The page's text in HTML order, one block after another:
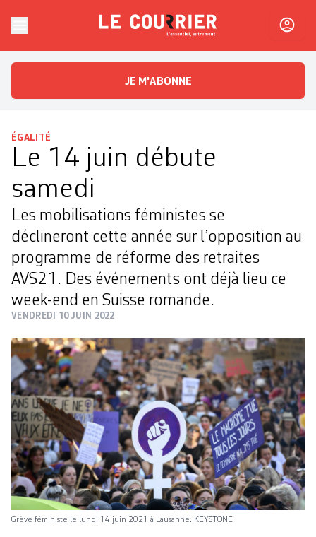
Le CourrierL'essentiel, autrement
JE M'ABONNE
ÉGALITÉ
Le 14 juin débute
samedi
Les mobilisations féministes se
déclineront cette année sur l’opposition au
programme de réforme des retraites
AVS21. Des événements ont déjà lieu ce
week-end en Suisse romande.
VENDREDI 10 JUIN 2022
Grève féministe le lundi 14 juin 2021 à Lausanne. KEYSTONE